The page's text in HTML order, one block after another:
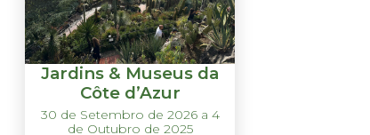
Jardins & Museus da
Côte d’Azur
30 de Setembro de 2026 a 4
de Outubro de 2025